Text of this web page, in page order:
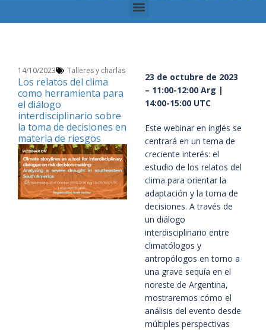
14/10/2023 Talleres y charlas
Los relatos del clima
como herramienta para
el diálogo
interdisciplinario sobre
la toma de decisiones en
materia de riesgos
23 de octubre de 2023
– 11:00-12:00 Arg |
14:00-15:00 UTC
Este webinar en inglés se
centrará en un tema de
creciente interés: el
estudio de los relatos del
clima para orientar la
adaptación y la toma de
decisiones. A través de
un diálogo
interdisciplinario entre
climatólogos y
antropólogos en torno a
una grave sequía en el
noreste de Argentina,
mostraremos cómo el
análisis del evento desde
múltiples perspectivas